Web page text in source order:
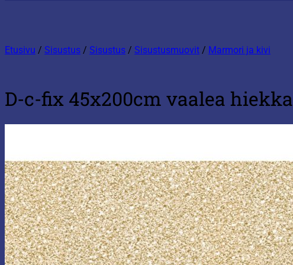
Etusivu / Sisustus / Sisustus / Sisustusmuovit / Marmori ja kivi
D-c-fix 45x200cm vaalea hiekka